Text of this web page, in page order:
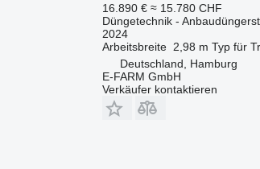
16.890 € ≈ 15.780 CHF
Düngetechnik -
2024
Arbeitsbreite 2,98 m Typ für
Deutschland, Hamburg
E-FARM GmbH
Verkäufer kontaktieren